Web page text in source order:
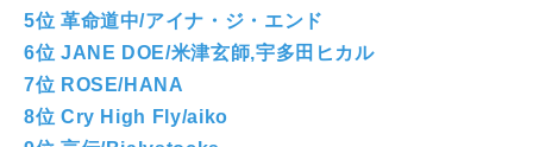
5位 革命道中/アイナ・ジ・エンド
6位 JANE DOE/米津玄師,宇多田ヒカル
7位 ROSE/HANA
8位 Cry High Fly/aiko